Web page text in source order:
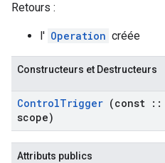
Retours :
l' Operation créée
Constructeurs et Destructeurs
ControlTrigger (const ::
scope)
Attributs publics